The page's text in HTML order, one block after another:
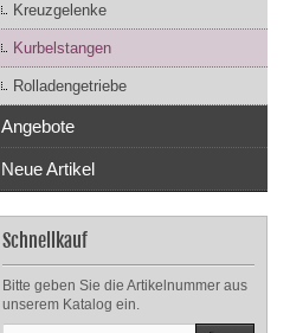
Kreuzgelenke
Kurbelstangen
Rolladengetriebe
Angebote
Neue Artikel
Schnellkauf
Bitte geben Sie die Artikelnummer aus
unserem Katalog ein.